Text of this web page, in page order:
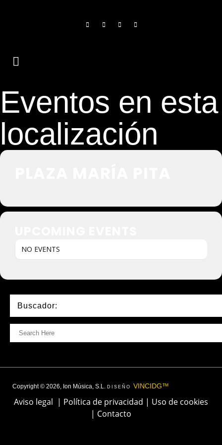
Eventos en esta
localización
NO EVENTS
Buscador:
Copyright © 2026, Ion Música, S.L. DISEÑO VINCIDG™
Aviso legal | Política de privacidad | Uso de cookies
| Contacto